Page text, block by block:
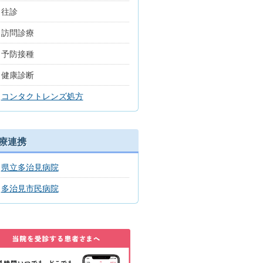
往診
訪問診療
予防接種
健康診断
コンタクトレンズ処方
連携
県立多治見病院
多治見市民病院